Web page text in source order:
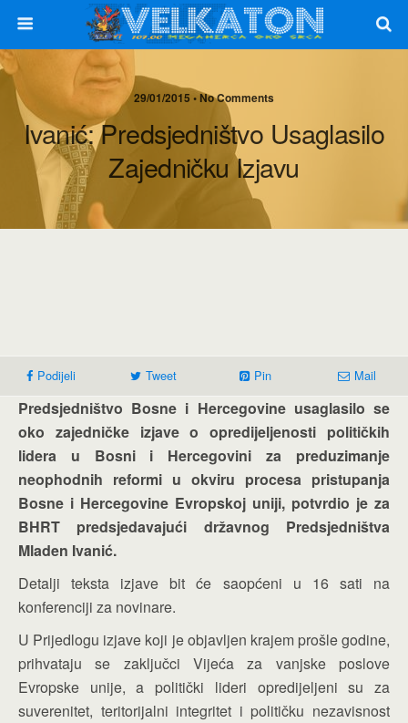
29/01/2015 • No Comments
Ivanić: Predsjedništvo Usaglasilo
Zajedničku Izjavu
Podijeli Tweet Pin Mail
Predsjedništvo Bosne i Hercegovine usaglasilo se
oko zajedničke izjave o opredijeljenosti političkih
lidera u Bosni i Hercegovini za preduzimanje
neophodnih reformi u okviru procesa pristupanja
Bosne i Hercegovine Evropskoj uniji, potvrdio je za
BHRT predsjedavajući državnog Predsjedništva
Mladen Ivanić.
Detalji teksta izjave bit će saopćeni u 16 sati na
konferenciji za novinare.
U Prijedlogu izjave koji je objavljen krajem prošle godine,
prihvataju se zaključci Vijeća za vanjske poslove
Evropske unije, a politički lideri opredijeljeni su za
suverenitet, teritorijalni integritet i političku nezavisnost